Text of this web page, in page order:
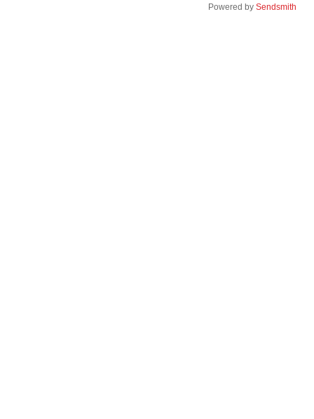
Powered by Sendsmith